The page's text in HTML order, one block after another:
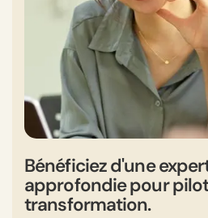
Bénéficiez d'une
approfondie pour
transformation.